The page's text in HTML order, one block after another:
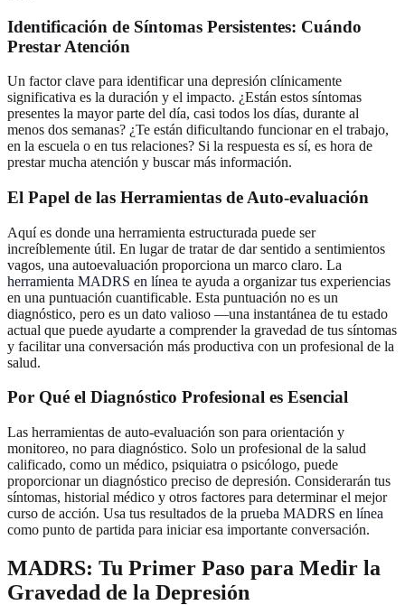
Identificación de Síntomas Persistentes: Cuándo
Prestar Atención
Un factor clave para identificar una depresión clínicamente
significativa es la duración y el impacto. ¿Están estos síntomas
presentes la mayor parte del día, casi todos los días, durante al
menos dos semanas? ¿Te están dificultando funcionar en el trabajo,
en la escuela o en tus relaciones? Si la respuesta es sí, es hora de
prestar mucha atención y buscar más información.
El Papel de las Herramientas de Auto-evaluación
Aquí es donde una herramienta estructurada puede ser
increíblemente útil. En lugar de tratar de dar sentido a sentimientos
vagos, una autoevaluación proporciona un marco claro. La
herramienta MADRS en línea te ayuda a organizar tus experiencias
en una puntuación cuantificable. Esta puntuación no es un
diagnóstico, pero es un dato valioso —una instantánea de tu estado
actual que puede ayudarte a comprender la gravedad de tus síntomas
y facilitar una conversación más productiva con un profesional de la
salud.
Por Qué el Diagnóstico Profesional es Esencial
Las herramientas de auto-evaluación son para orientación y
monitoreo, no para diagnóstico. Solo un profesional de la salud
calificado, como un médico, psiquiatra o psicólogo, puede
proporcionar un diagnóstico preciso de depresión. Considerarán tus
síntomas, historial médico y otros factores para determinar el mejor
curso de acción. Usa tus resultados de la prueba MADRS en línea
como punto de partida para iniciar esa importante conversación.
MADRS: Tu Primer Paso para Medir la
Gravedad de la Depresión